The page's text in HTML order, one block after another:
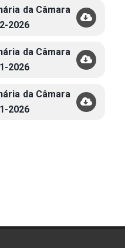
da Câmara
2026
da Câmara
2026
da Câmara
2026